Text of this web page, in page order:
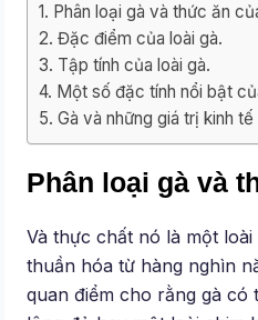
Phân loại gà và thức ăn
Đặc điểm của loài gà.
Tập tính của loài gà.
Một số đặc tính nổi bật
Gà và những giá trị kinh
Phân loại gà và
Và thực chất nó là một
thuần hóa từ hàng nghìn
quan điểm cho rằng gà có